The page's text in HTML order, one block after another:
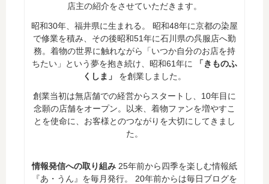
店主の紹介をさせていただきます。
昭和30年、福井県に生まれる。 昭和48年に京都の染屋
で修業を積み、その後昭和51年に石川県の呉服店へ勤
務。着物の世界に触れながら「いつか自分のお店を持
ちたい」という夢を抱き続け、昭和61年に
「きものふ
くしま」
を創業しました。
創業当初は無店舗での経営からスタートし、10年目に
念願の店舗をオープン。以来、着物ファンを増やすこ
とを使命に、お客様とのつながりを大切にしてきまし
た。
情報発信への取り組み 25年前から四季を楽しむ情報紙
『あ・うん』を毎月発行。 20年前からは毎日ブログを